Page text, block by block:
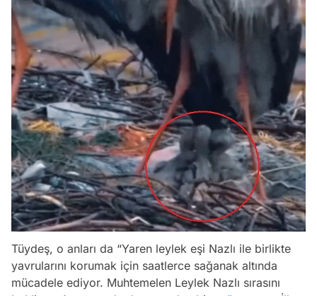
Tüydeş, o anları da “Yaren leylek eşi Nazlı ile birlikte
yavrularını korumak için saatlerce sağanak altında
mücadele ediyor. Muhtemelen Leylek Nazlı sırasını